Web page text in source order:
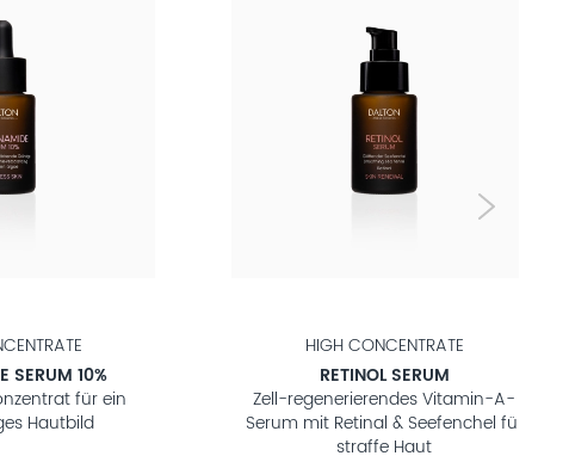
SERUM 10%
für ein
Hautbild
HIGH CONCENTRATE
RETINOL SERUM
Zell-regenerierendes Vitamin-A-
Serum mit Retinal & Seefenchel für
straffe Haut